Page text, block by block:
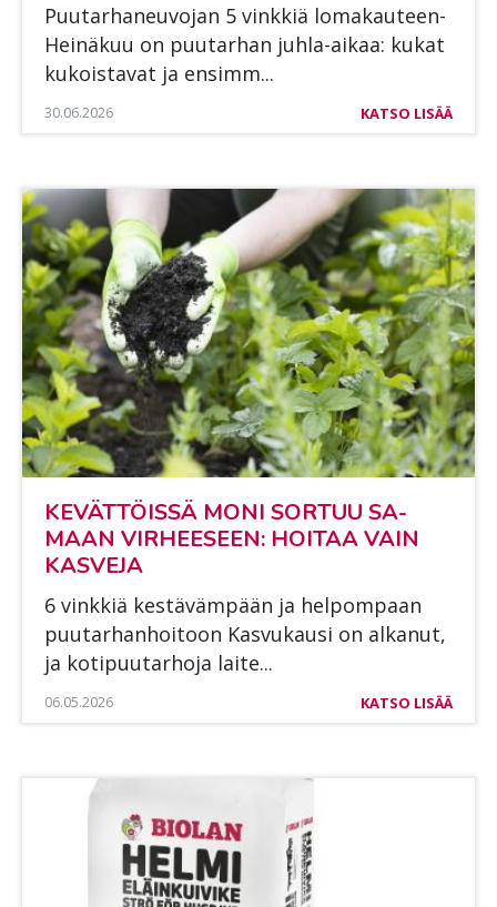
Puu­tar­ha­neu­vo­jan 5 vink­kiä lo­ma­kau­teen­
Hei­nä­kuu on puu­tar­han juh­la-ai­kaa: ku­kat
ku­kois­ta­vat ja en­simm...
30.06.2026 KATSO LISÄÄ
KE­VÄT­TÖIS­SÄ MONI SOR­TUU SA­
MAAN VIR­HEE­SEEN: HOI­TAA VAIN
KAS­VE­JA
6 vink­kiä kes­tä­väm­pään ja hel­pom­paan
puu­tar­han­hoi­toon Kas­vu­kausi on al­ka­nut,
ja ko­ti­puu­tar­ho­ja lai­te...
06.05.2026 KATSO LISÄÄ